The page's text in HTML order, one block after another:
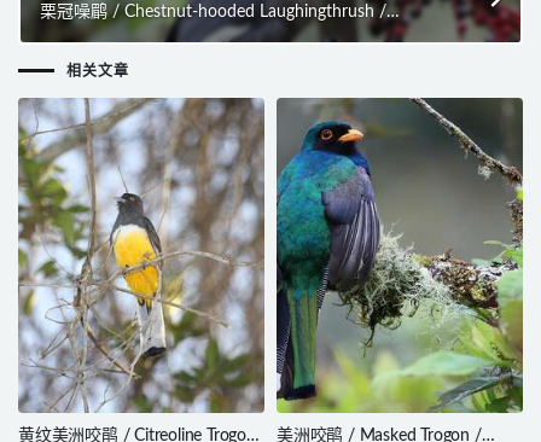
栗冠噪鹛 / Chestnut-hooded Laughingthrush /
Pterorhinus treacheri
相关文章
黄纹美洲咬鹃 / Citreoline Trogon
美洲咬鹃 / Masked Trogon /